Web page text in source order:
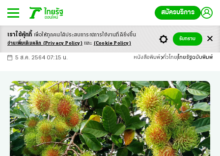
สมัครบริการ
-ก ก ก+
5 ส.ค. 2564 07:15 น. หนังสือพิมพ์ ทั่วไทย ไทยรัฐฉบับพิมพ์
เราใช้คุ้กกี้ เพื่อให้ทุกคนได้ประสบการณ์การใช้งานที่ดียิ่งขึ้น
อ่านเพิ่มเติมคลิก (Privacy Policy) และ (Cookie Policy)
รับทราบ